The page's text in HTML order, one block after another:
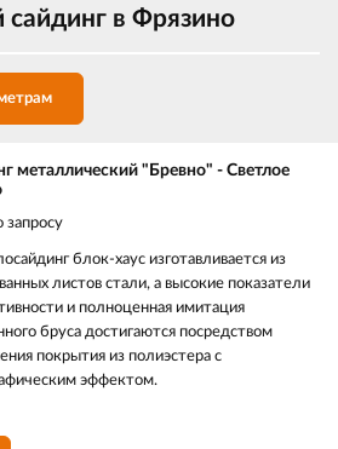
сайдинг в Фрязино
металлический "Бревно" - Светлое
запросу
блок-хаус изготавливается из
листов стали, а высокие показатели
и полноценная имитация
бруса достигаются посредством
покрытия из полиэстера с
эффектом.